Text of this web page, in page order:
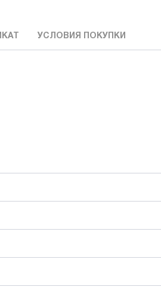
УСЛОВИЯ ПОКУПКИ